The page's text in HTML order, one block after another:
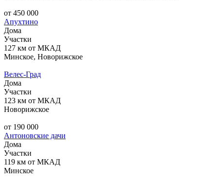
от 450 000
Апухтино
Дома
Участки
127 км от МКАД
Минское, Новорижское
Велес-Град
Дома
Участки
123 км от МКАД
Новорижское
от 190 000
Антоновские дачи
Дома
Участки
119 км от МКАД
Минское